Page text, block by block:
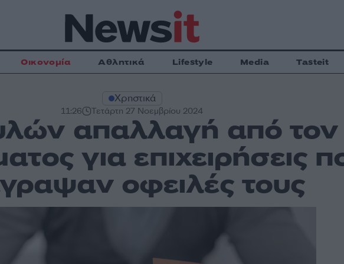
Οικονομία Αθλητικά Lifestyle Media Tasteit
Χρηστικά
11:26 Τετάρτη 27 Νοεμβρίου 2024
απαλλαγή από
για επιχειρήσεις
οφειλές τους